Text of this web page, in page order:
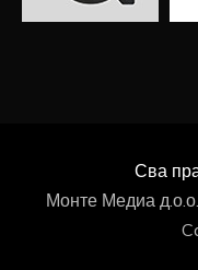
Сва
Монте Медиа д.о.о.